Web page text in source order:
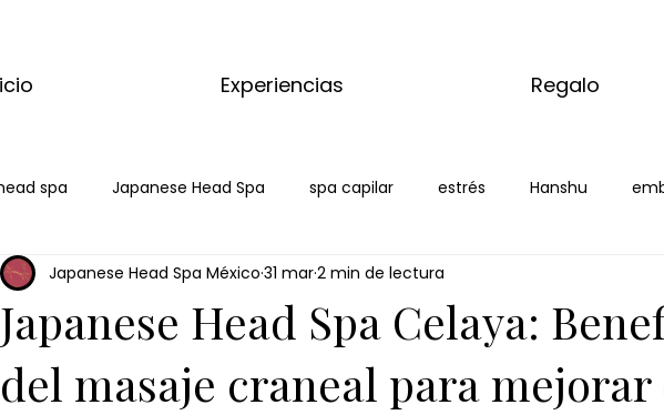
Experiencias Regalo
spa Japanese Head Spa spa capilar estrés Hanshu
regalo Celaya
Japanese Head Spa Celaya:
del masaje craneal para mejorar
Japanese Head Spa México 31 mar2 min de lectura